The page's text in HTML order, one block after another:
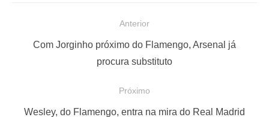
Anterior
Com Jorginho próximo do Flamengo, Arsenal já
procura substituto
Próximo
P
Wesley, do Flamengo, entra na mira do Real Madrid